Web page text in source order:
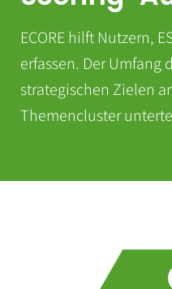
ECORE hilft Nutzern,
erfassen. Der Umfang
strategischen Zielen
Themencluster